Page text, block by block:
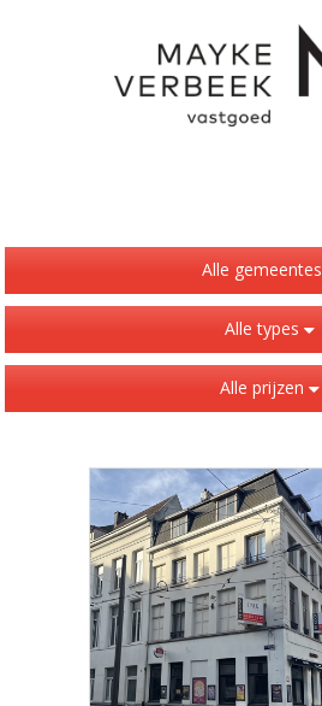
Alle gemeentes
Alle types
Alle prijzen